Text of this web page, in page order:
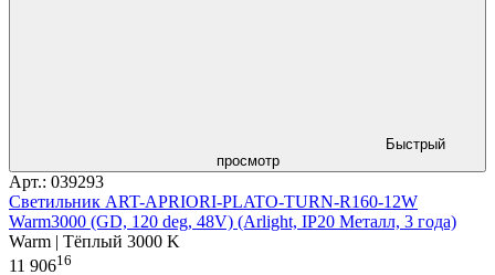
Быстрый
просмотр
Арт.: 039293
Светильник ART-APRIORI-PLATO-TURN-R160-12W
Warm3000 (GD, 120 deg, 48V) (Arlight, IP20 Металл, 3 года)
Warm | Тёплый 3000 K
11 90616